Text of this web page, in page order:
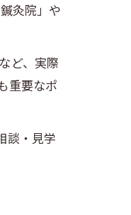
灸院」や
ど、実際
重要なポ
談・見学